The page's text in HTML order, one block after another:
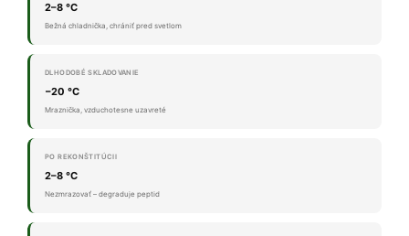
2–8 °C
Bežná chladnička, chrániť pred svetlom
DLHODOBÉ SKLADOVANIE
−20 °C
Mraznička, vzduchotesne uzavreté
PO REKONŠTITÚCII
2–8 °C
Nezmrazovať – degraduje peptid